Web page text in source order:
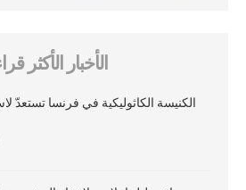
الأخبار الأكثر
الكنيسة الكاثوليكية في فرنسا تستعدّ